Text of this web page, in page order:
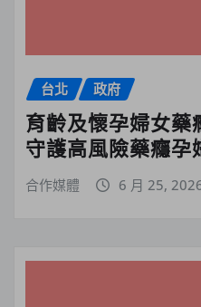
台北 政府
育齡及懷孕婦女藥
守護高風險藥癮孕
合作媒體 6 月 25,